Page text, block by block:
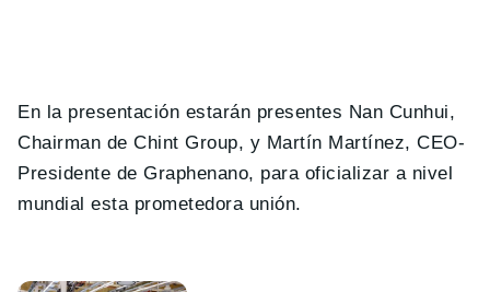
En la presentación estarán presentes Nan Cunhui,
Chairman de Chint Group, y Martín Martínez, CEO-
Presidente de Graphenano, para oficializar a nivel
mundial esta prometedora unión.